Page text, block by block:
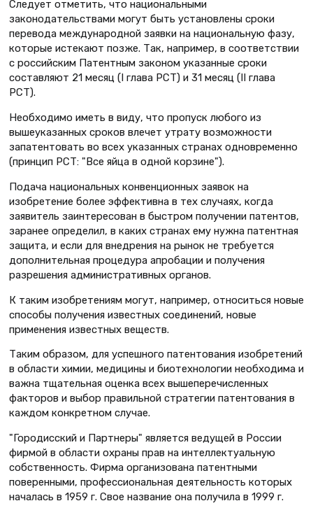
Следует отметить, что национальными
законодательствами могут быть установлены сроки
перевода международной заявки на национальную фазу,
которые истекают позже. Так, например, в соответствии
с российским Патентным законом указанные сроки
составляют 21 месяц (I глава РСТ) и 31 месяц (II глава
РСТ).
Необходимо иметь в виду, что пропуск любого из
вышеуказанных сроков влечет утрату возможности
запатентовать во всех указанных странах одновременно
(принцип РСТ: "Все яйца в одной корзине").
Подача национальных конвенционных заявок на
изобретение более эффективна в тех случаях, когда
заявитель заинтересован в быстром получении патентов,
заранее определил, в каких странах ему нужна патентная
защита, и если для внедрения на рынок не требуется
дополнительная процедура апробации и получения
разрешения административных органов.
К таким изобретениям могут, например, относиться новые
способы получения известных соединений, новые
применения известных веществ.
Таким образом, для успешного патентования изобретений
в области химии, медицины и биотехнологии необходима и
важна тщательная оценка всех вышеперечисленных
факторов и выбор правильной стратегии патентования в
каждом конкретном случае.
"Городисский и Партнеры" является ведущей в России
фирмой в области охраны прав на интеллектуальную
собственность. Фирма организована патентными
поверенными, профессиональная деятельность которых
началась в 1959 г. Свое название она получила в 1999 г.